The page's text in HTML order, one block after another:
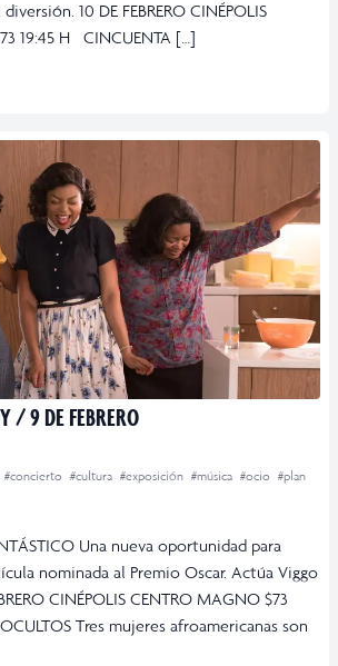
10 DE FEBRERO CINÉPOLIS
19:45 H CINCUENTA […]
/ 9 DE FEBRERO
#concierto #cultura #exposición #música #ocio #plan
Una nueva oportunidad para
nominada al Premio Oscar. Actúa Viggo
CINÉPOLIS CENTRO MAGNO $73
Tres mujeres afroamericanas son